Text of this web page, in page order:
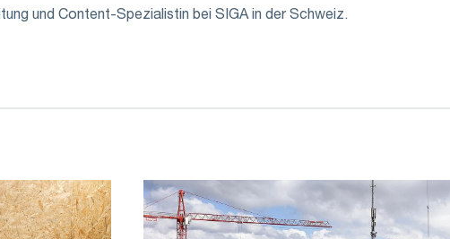
und Content-Spezialistin bei SIGA in der Schweiz.